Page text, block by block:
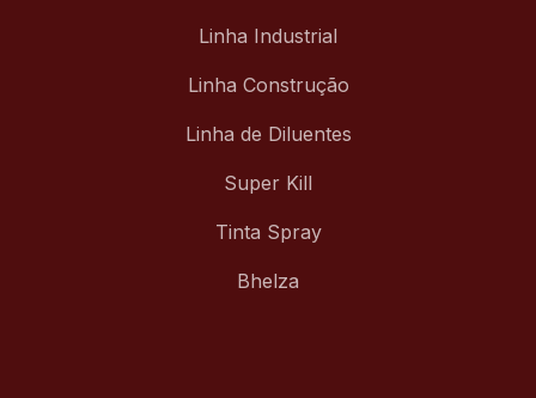
Linha Industrial
Linha Construção
Linha de Diluentes
Super Kill
Tinta Spray
Bhelza